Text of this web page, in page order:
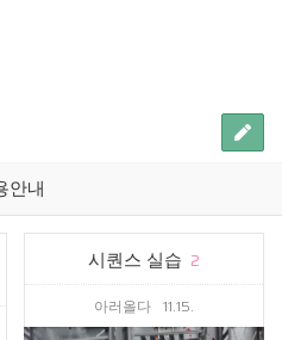
안내
시퀀스 실습 2
아러올다 11.15.